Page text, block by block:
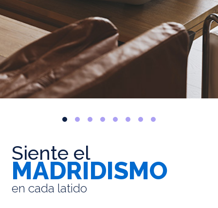
Siente el
MADRIDISMO
en cada latido